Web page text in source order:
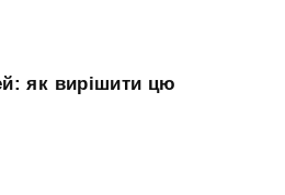
як вирішити цю